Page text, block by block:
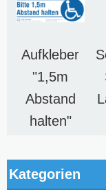
Aufkleber
"1,5m
Abstand
halten"
Kategorien